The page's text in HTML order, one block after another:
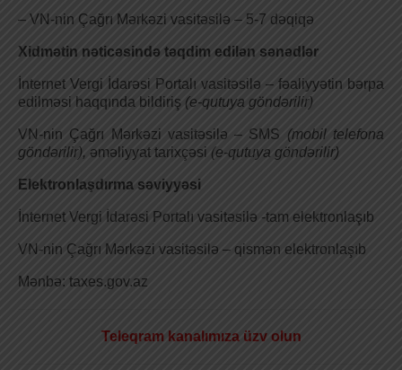
– VN-nin Çağrı Mərkəzi vasitəsilə – 5-7 dəqiqə
Xidmətin nəticəsində təqdim edilən sənədlər
İnternet Vergi İdarəsi Portalı vasitəsilə – fəaliyyətin bərpa
edilməsi haqqında bildiriş (e-qutuya göndərilir)
VN-nin Çağrı Mərkəzi vasitəsilə – SMS (mobil telefona
göndərilir), əməliyyat tarixçəsi (e-qutuya göndərilir)
Elektronlaşdırma səviyyəsi
İnternet Vergi İdarəsi Portalı vasitəsilə -tam elektronlaşıb
VN-nin Çağrı Mərkəzi vasitəsilə – qismən elektronlaşıb
Mənbə: taxes.gov.az
Teleqram kanalımıza üzv olun